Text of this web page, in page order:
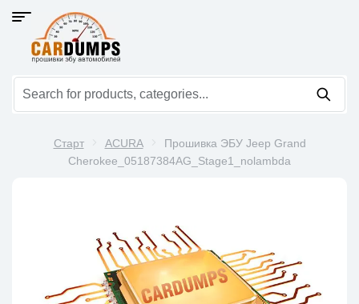
Старт ACURA
Прошивка ЭБУ Jeep Grand
Cherokee_05187384AG_Stage1_nolambda